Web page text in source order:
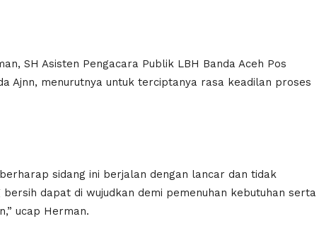
SH Asisten Pengacara Publik LBH Banda Aceh Pos
Ajnn, menurutnya untuk terciptanya rasa keadilan proses
sidang ini berjalan dengan lancar dan tidak
dapat di wujudkan demi pemenuhan kebutuhan serta
ucap Herman.